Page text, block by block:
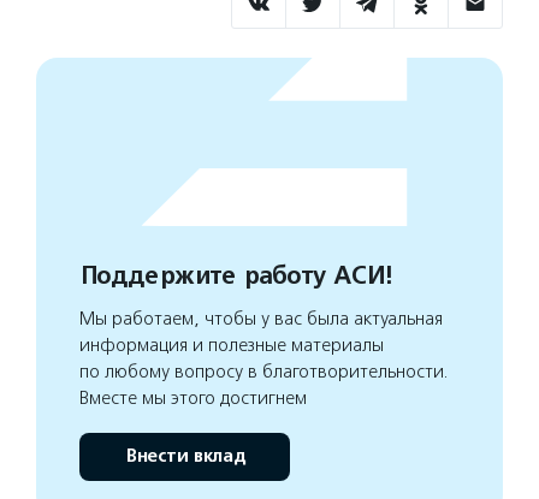
Поддержите работу АСИ!
Мы работаем, чтобы у вас была актуальная
информация и полезные материалы
по любому вопросу в благотворительности.
Вместе мы этого достигнем
Внести вклад